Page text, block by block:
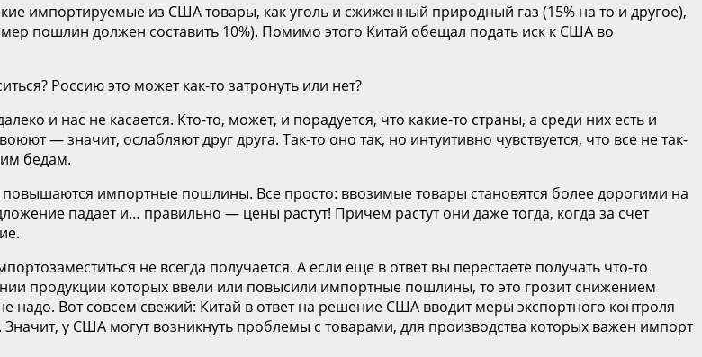
импортируемые из США товары, как уголь и сжиженный природный газ (15% на то и другое),
пошлин должен составить 10%). Помимо этого Китай обещал подать иск к США во
Россию это может как-то затронуть или нет?
и нас не касается. Кто-то, может, и порадуется, что какие-то страны, а среди них есть и
— значит, ослабляют друг друга. Так-то оно так, но интуитивно чувствуется, что все не так-
бедам.
импортные пошлины. Все просто: ввозимые товары становятся более дорогими на
падает и… правильно — цены растут! Причем растут они даже тогда, когда за счет
не всегда получается. А если еще в ответ вы перестаете получать что-то
продукции которых ввели или повысили импортные пошлины, то это грозит снижением
надо. Вот совсем свежий: Китай в ответ на решение США вводит меры экспортного контроля
у США могут возникнуть проблемы с товарами, для производства которых важен импорт